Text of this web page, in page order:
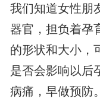
我们知道女性朋
器官，担负着孕
的形状和大小，
是否会影响以后
病痛，早做预防